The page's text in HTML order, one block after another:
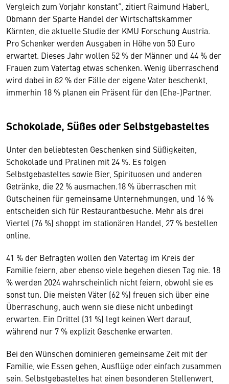
Vergleich zum Vorjahr konstant“, zitiert Raimund Haberl,
Obmann der Sparte Handel der Wirtschaftskammer
Kärnten, die aktuelle Studie der KMU Forschung Austria.
Pro Schenker werden Ausgaben in Höhe von 50 Euro
erwartet. Dieses Jahr wollen 52 % der Männer und 44 % der
Frauen zum Vatertag etwas schenken. Wenig überraschend
wird dabei in 82 % der Fälle der eigene Vater beschenkt,
immerhin 18 % planen ein Präsent für den (Ehe-)Partner.
Schokolade, Süßes oder Selbstgebasteltes
Unter den beliebtesten Geschenken sind Süßigkeiten,
Schokolade und Pralinen mit 24 %. Es folgen
Selbstgebasteltes sowie Bier, Spirituosen und anderen
Getränke, die 22 % ausmachen.18 % überraschen mit
Gutscheinen für gemeinsame Unternehmungen, und 16 %
entscheiden sich für Restaurantbesuche. Mehr als drei
Viertel (76 %) shoppt im stationären Handel, 27 % bestellen
online.
41 % der Befragten wollen den Vatertag im Kreis der
Familie feiern, aber ebenso viele begehen diesen Tag nie. 18
% werden 2024 wahrscheinlich nicht feiern, obwohl sie es
sonst tun. Die meisten Väter (62 %) freuen sich über eine
Überraschung, auch wenn sie diese nicht unbedingt
erwarten. Ein Drittel (31 %) legt keinen Wert darauf,
während nur 7 % explizit Geschenke erwarten.
Bei den Wünschen dominieren gemeinsame Zeit mit der
Familie, wie Essen gehen, Ausflüge oder einfach zusammen
sein. Selbstgebasteltes hat einen besonderen Stellenwert,